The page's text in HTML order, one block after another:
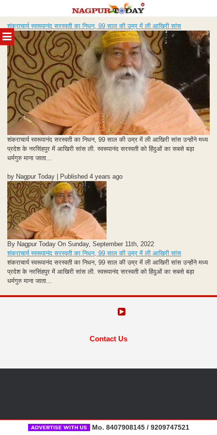
MENU
to
content
शंकराचार्य स्वरूपानंद सरस्वती का निधन, 99 साल की उम्र में ली आखिरी सांस
शंकराचार्य स्वरूपानंद सरस्वती का निधन, 99 साल की उम्र में ली आखिरी सांस उन्होंने मध्य
प्रदेश के नरसिंहपुर में आखिरी सांस ली. स्वरूपानंद सरस्वती को हिंदुओं का सबसे बड़ा
धर्मगुरु माना जाता...
by Nagpur Today | Published 4 years ago
By Nagpur Today On Sunday, September 11th, 2022
शंकराचार्य स्वरूपानंद सरस्वती का निधन, 99 साल की उम्र में ली आखिरी सांस
शंकराचार्य स्वरूपानंद सरस्वती का निधन, 99 साल की उम्र में ली आखिरी सांस उन्होंने मध्य
प्रदेश के नरसिंहपुर में आखिरी सांस ली. स्वरूपानंद सरस्वती को हिंदुओं का सबसे बड़ा
धर्मगुरु माना जाता...
Contact Us
Mo. 8407908145 / 9209747521